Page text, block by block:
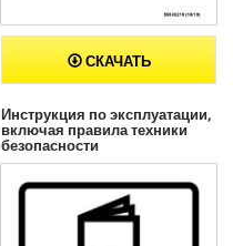
СКАЧАТЬ
Инструкция по эксплуатации,
включая правила техники
безопасности